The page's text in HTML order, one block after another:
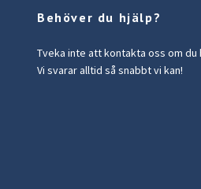
Behöver du hjälp?
Tveka inte att kontakta oss om
Vi svarar alltid så snabbt vi kan!